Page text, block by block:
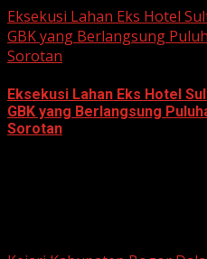
Eksekusi Lahan Eks Hotel
GBK yang Berlangsung
Sorotan
Eksekusi Lahan Eks Hotel
GBK yang Berlangsung
Sorotan